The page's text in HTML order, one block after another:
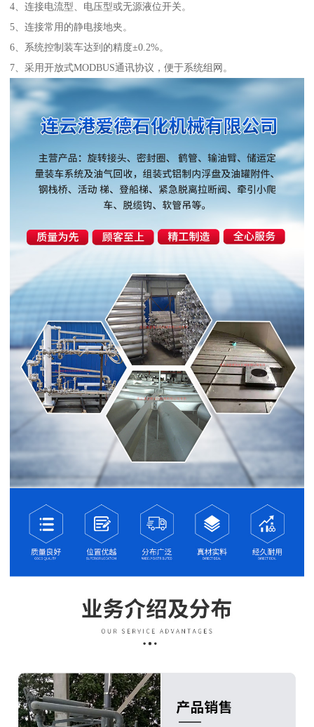
4、连接电流型、电压型或无源液位开关。
5、连接常用的静电接地夹。
6、系统控制装车达到的精度±0.2%。
7、采用开放式MODBUS通讯协议，便于系统组网。